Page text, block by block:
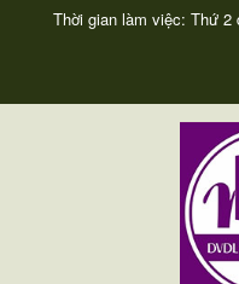
Thời gian làm việc: Thứ 2